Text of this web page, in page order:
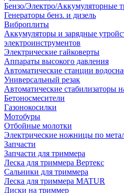
Бензо/Электро/Аккумуляторные
Генераторы бенз. и дизель
Виброплиты
Аккумуляторы и зарядные
электроинструментов
Электрические гайковерты
Аппараты высокого давления
Автоматические станции
Универсальный резак
Автоматические стабилизаторы
Бетоносмесители
Газонокосилки
Мотобуры
Отбойные молотки
Электрические ножницы по
Запчасти
Запчасти для триммера
Леска для триммера Вертекс
Сальники для триммера
Леска для триммера MATUR
Диски на триммер